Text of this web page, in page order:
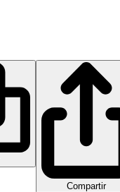
Compartir